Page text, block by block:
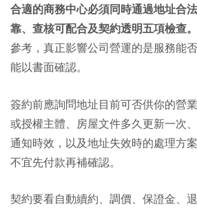
合適的商務中心必須同時通過地址合
靠、查核可配合及契約透明五項檢查。
參考，真正影響公司營運的是服務能
能以書面確認。
簽約前應詢問地址目前可否供你的營
或授權主體、房屋文件多久更新一次
通知時效，以及地址失效時的處理方
不宜先付款再補確認。
契約要看自動續約、調價、保證金、